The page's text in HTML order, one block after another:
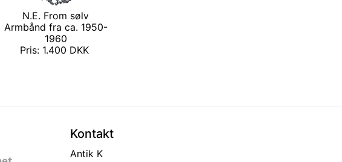
N.E. From sølv
Armbånd fra ca. 1950-
1960
Pris: 1.400 DKK
Kontakt
Antik K